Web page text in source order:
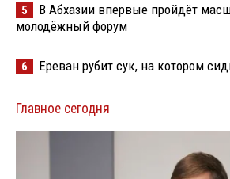
5
В Абхазии впервые пройдёт
молодёжный форум
6 Ереван рубит сук, на котором
Главное сегодня